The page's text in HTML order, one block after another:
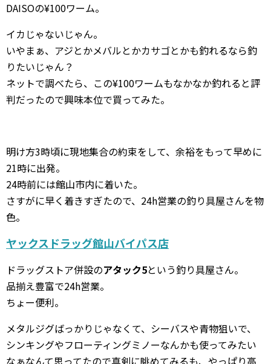
DAISOの¥100ワーム。
イカじゃないじゃん。
いやまぁ、アジとかメバルとかカサゴとかも釣れるなら釣
りたいじゃん？
ネットで調べたら、この¥100ワームもなかなか釣れると評
判だったので興味本位で買ってみた。
明け方3時頃に現地集合の約束をして、余裕をもって早めに
21時に出発。
24時前には館山市内に着いた。
さすがに早く着きすぎたので、24h営業の釣り具屋さんを物
色。
ヤックスドラッグ館山バイパス店
ドラッグストア併設のアタック5という釣り具屋さん。
品揃え豊富で24h営業。
ちょー便利。
メタルジグばっかりじゃなくて、シーバスや青物狙いで、
シンキングやフローティングミノーなんかも使ってみたい